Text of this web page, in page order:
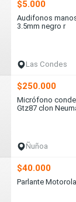
$5.000
Audifonos
3.5mm negro r
Las Condes
$250.000
Micrófono
Gtz87 clon
Ñuñoa
$40.000
Parlante